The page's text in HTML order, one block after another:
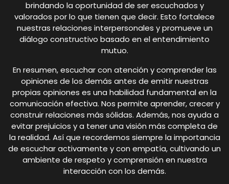
brindando la oportunidad de ser escuchados y
valorados por lo que tienen que decir. Esto fortalece
nuestras relaciones interpersonales y promueve un
diálogo constructivo basado en el entendimiento
mutuo.
En resumen, escuchar con atención y comprender las
opiniones de los demás antes de emitir nuestras
propias opiniones es una habilidad fundamental en la
comunicación efectiva. Nos permite aprender, crecer y
construir relaciones más sólidas. Además, nos ayuda a
evitar prejuicios y a tener una visión más completa de
la realidad. Así que recordemos siempre la importancia
de escuchar activamente y con empatía, cultivando un
ambiente de respeto y comprensión en nuestra
interacción con los demás.